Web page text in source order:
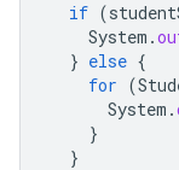
if (
System .
} else {
for (
System .
}
}